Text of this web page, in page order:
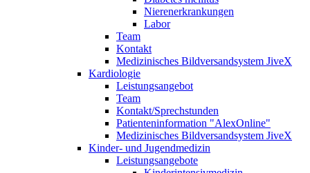
Nierenerkrankungen
Labor
Team
Kontakt
Medizinisches Bildversandsystem JiveX
Kardiologie
Leistungsangebot
Team
Kontakt/Sprechstunden
Patienteninformation "AlexOnline"
Medizinisches Bildversandsystem JiveX
Kinder- und Jugendmedizin
Leistungsangebote